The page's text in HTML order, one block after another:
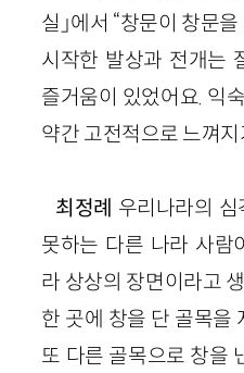
실」에서 “창문이 창문
시작한 발상과 전개는
즐거움이 있었어요. 익
약간 고전적으로 느껴
최정례 우리나라의
못하는 다른 나라 사람
라 상상의 장면이라고
한 곳에 창을 단 골목을
또 다른 골목으로 창을